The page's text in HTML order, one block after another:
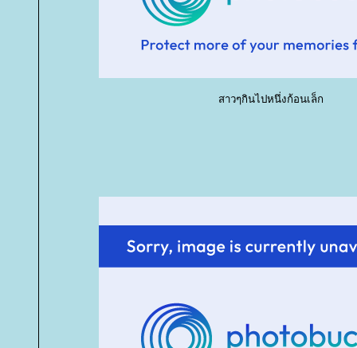
สาวๆกินไปหนึ่งก้อนเล็ก